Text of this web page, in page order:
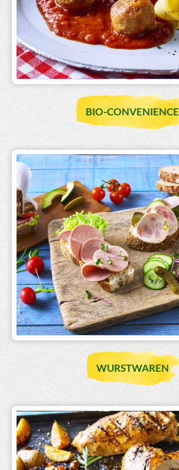
BIO-CONVENIENCE
WURSTWAREN